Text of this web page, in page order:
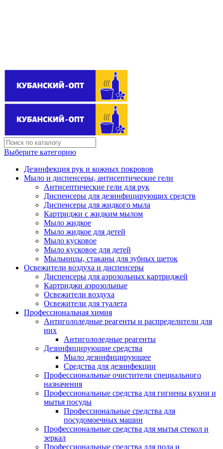
Выберите категорию
Дезинфекция рук и кожных покровов
Мыло и диспенсеры, антисептические гели
Антисептические гели для рук
Диспенсеры для дезинфицирующих средств
Диспенсеры для жидкого мыла
Картриджи с жидким мылом
Мыло жидкое
Мыло жидкое для детей
Мыло кусковое
Мыло кусковое для детей
Мыльницы, стаканы для зубных щеток
Освежители воздуха и диспенсеры
Диспенсеры для аэрозольных картриджей
Картриджи аэрозольные
Освежители воздуха
Освежители для туалета
Профессиональная химия
Антигололедные реагенты и распределители для
них
Антигололедные реагенты
Дезинфицирующие средства
Мыло дезинфицирующее
Средства для дезинфекции
Профессиональные очистители специального
назначения
Профессиональные средства для гигиены кухни и
мытья посуды
Профессиональные средства для
посудомоечных машин
Профессиональные средства для мытья стекол и
зеркал
Профессиональные средства для пола и